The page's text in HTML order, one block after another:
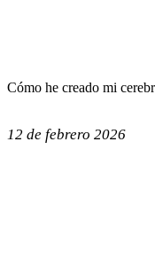
Cómo he creado mi
12 de febrero 2026